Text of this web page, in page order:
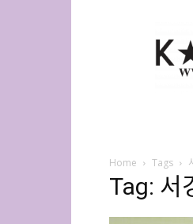
Home Tags
Tag: 서